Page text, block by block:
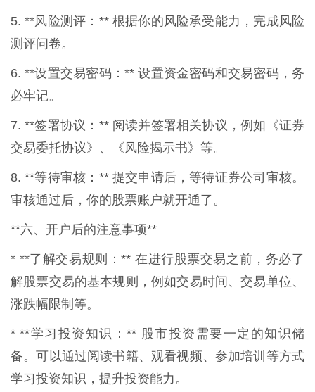
5. **风险测评：** 根据你的风险承受能力，完成风险
测评问卷。
6. **设置交易密码：** 设置资金密码和交易密码，务
必牢记。
7. **签署协议：** 阅读并签署相关协议，例如《证券
交易委托协议》、《风险揭示书》等。
8. **等待审核：** 提交申请后，等待证券公司审核。
审核通过后，你的股票账户就开通了。
**六、开户后的注意事项**
* **了解交易规则：** 在进行股票交易之前，务必了
解股票交易的基本规则，例如交易时间、交易单位、
涨跌幅限制等。
* **学习投资知识：** 股市投资需要一定的知识储
备。可以通过阅读书籍、观看视频、参加培训等方式
学习投资知识，提升投资能力。